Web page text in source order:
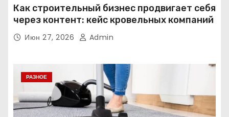
Как строительный бизнес продвигает себя
через контент: кейс кровельных компаний
Июн 27, 2026 Admin
РАЗНОЕ